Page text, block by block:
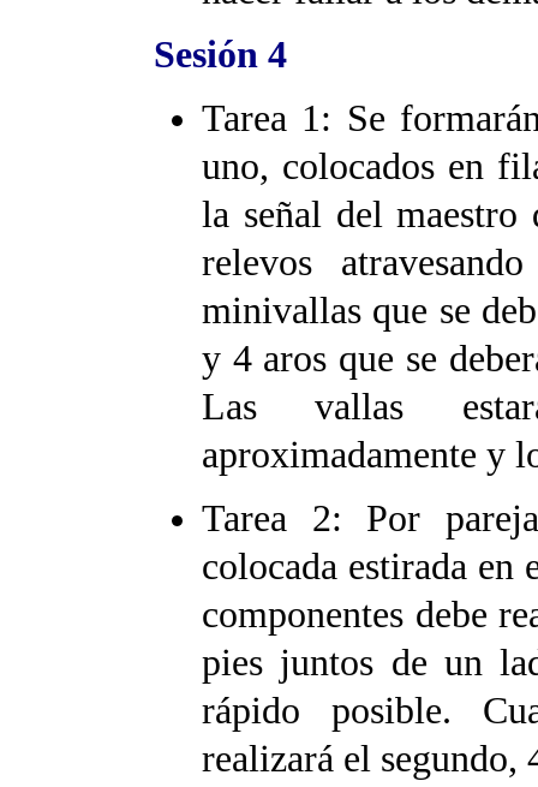
Sesión 4
Tarea 1: Se
uno, colocados en
la señal del maestro
relevos
minivallas que se
y 4 aros que se
Las vallas
aproximadamente y
Tarea 2: Por
colocada estirada en
componentes debe
pies juntos de un
rápido posible.
realizará el segundo,